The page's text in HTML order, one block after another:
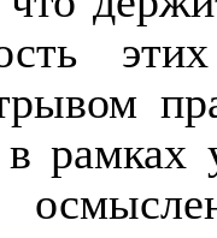
рамках